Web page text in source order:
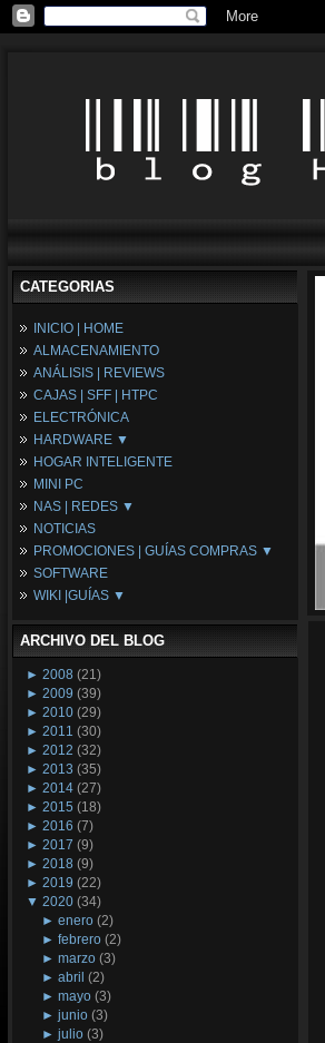
CATEGORIAS
INICIO | HOME
ALMACENAMIENTO
ANÁLISIS | REVIEWS
CAJAS | SFF | HTPC
ELECTRÓNICA
HARDWARE ▼
Fuentes de Alimentación
Memória RAM
Placas Base
Procesadores
Periféricos
Refrigeración
Tarjetas Gráficas
HOGAR INTELIGENTE
MINI PC
NAS | REDES ▼
NAS
Espacio Synology
Redes
NOTICIAS
PROMOCIONES | GUÍAS COMPRAS ▼
Configuraciones Ordenadores
Guías de Compras
SOFTWARE
WIKI |GUÍAS ▼
Wikipedia
ARCHIVO DEL BLOG
► 2008 (21)
► 2009 (39)
► 2010 (29)
► 2011 (30)
► 2012 (32)
► 2013 (35)
► 2014 (27)
► 2015 (18)
► 2016 (7)
► 2017 (9)
► 2018 (9)
► 2019 (22)
▼ 2020 (34)
►enero (2)
►febrero (2)
►marzo (3)
►abril (2)
►mayo (3)
►junio (3)
►julio (3)